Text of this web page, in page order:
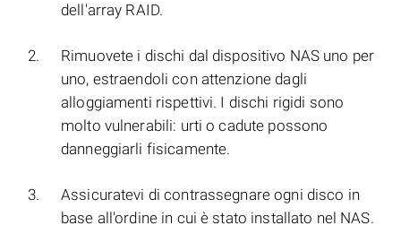
dell'array RAID.
Rimuovete i dischi dal dispositivo NAS uno per
uno, estraendoli con attenzione dagli
alloggiamenti rispettivi. I dischi rigidi sono
molto vulnerabili: urti o cadute possono
danneggiarli fisicamente.
Assicuratevi di contrassegnare ogni disco in
base all'ordine in cui è stato installato nel NAS.